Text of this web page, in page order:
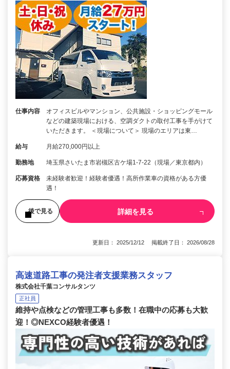
仕事内容
オフィスビルやマンション、公共施設・ショッピングモール
などの建築現場における、空調ダクトの取付工事を手がけて
いただきます。 ＜現場について＞ 現場のエリアは東…
給与 月給270,000円以上
勤務地 埼玉県さいたま市岩槻区古ケ場1-7-22（現場／東京都内）
応募資格
未経験者歓迎！経験者優遇！高所作業車の資格がある方優
遇！
後で見る 詳細を見る
更新日： 2025/12/12 掲載終了日： 2026/08/28
高速道路工事の発注者支援業務スタッフ
株式会社千葉コンサルタンツ
正社員
維持や点検などの管理工事も多数！在職中の応募も大歓
迎！◎NEXCO経験者優遇！